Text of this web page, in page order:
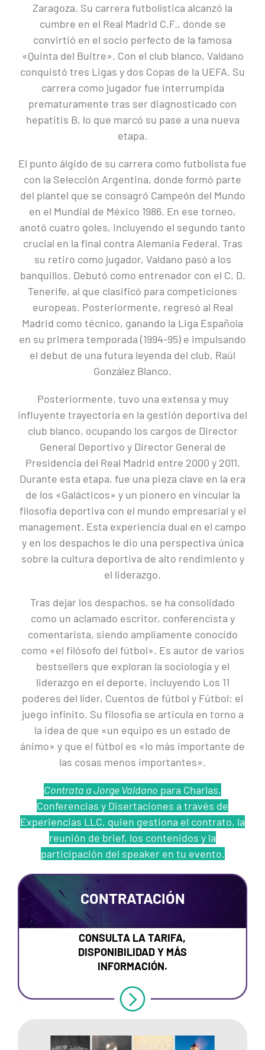
Zaragoza. Su carrera futbolística alcanzó la
cumbre en el Real Madrid C.F., donde se
convirtió en el socio perfecto de la famosa
«Quinta del Buitre». Con el club blanco, Valdano
conquistó tres Ligas y dos Copas de la UEFA. Su
carrera como jugador fue interrumpida
prematuramente tras ser diagnosticado con
hepatitis B, lo que marcó su pase a una nueva
etapa.
El punto álgido de su carrera como futbolista fue
con la Selección Argentina, donde formó parte
del plantel que se consagró Campeón del Mundo
en el Mundial de México 1986. En ese torneo,
anotó cuatro goles, incluyendo el segundo tanto
crucial en la final contra Alemania Federal. Tras
su retiro como jugador, Valdano pasó a los
banquillos. Debutó como entrenador con el C. D.
Tenerife, al que clasificó para competiciones
europeas. Posteriormente, regresó al Real
Madrid como técnico, ganando la Liga Española
en su primera temporada (1994-95) e impulsando
el debut de una futura leyenda del club, Raúl
González Blanco.
Posteriormente, tuvo una extensa y muy
influyente trayectoria en la gestión deportiva del
club blanco, ocupando los cargos de Director
General Deportivo y Director General de
Presidencia del Real Madrid entre 2000 y 2011.
Durante esta etapa, fue una pieza clave en la era
de los «Galácticos» y un pionero en vincular la
filosofía deportiva con el mundo empresarial y el
management. Esta experiencia dual en el campo
y en los despachos le dio una perspectiva única
sobre la cultura deportiva de alto rendimiento y
el liderazgo.
Tras dejar los despachos, se ha consolidado
como un aclamado escritor, conferencista y
comentarista, siendo ampliamente conocido
como «el filósofo del fútbol». Es autor de varios
bestsellers que exploran la sociología y el
liderazgo en el deporte, incluyendo Los 11
poderes del líder, Cuentos de fútbol y Fútbol: el
juego infinito. Su filosofía se articula en torno a
la idea de que «un equipo es un estado de
ánimo» y que el fútbol es «lo más importante de
las cosas menos importantes».
Contrata a Jorge Valdano para Charlas,
Conferencias y Disertaciones a través de
Experiencias LLC, quien gestiona el contrato, la
reunión de brief, los contenidos y la
participación del speaker en tu evento.
CONTRATACIÓN
CONSULTA LA TARIFA,
DISPONIBILIDAD Y MÁS
INFORMACIÓN.